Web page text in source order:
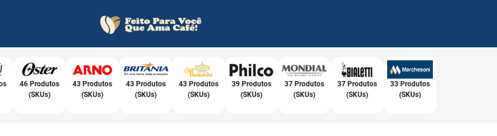
46 Produtos
(SKUs)
43 Produtos
(SKUs)
43 Produtos
(SKUs)
43 Produtos
(SKUs)
39 Produtos
(SKUs)
37 Produtos
(SKUs)
37 Produtos
(SKUs)
33 Produtos
(SKUs)